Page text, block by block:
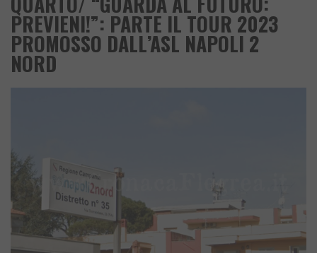
PREVIENI!”: PARTE IL TOUR 2023
PROMOSSO DALL’ASL NAPOLI 2
NORD